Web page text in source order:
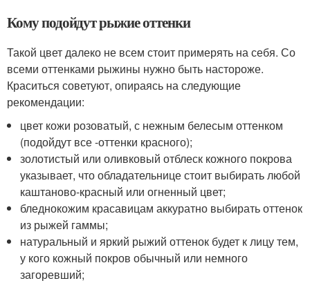
Кому подойдут рыжие оттенки
Такой цвет далеко не всем стоит примерять на себя. Со
всеми оттенками рыжины нужно быть настороже.
Краситься советуют, опираясь на следующие
рекомендации:
цвет кожи розоватый, с нежным белесым оттенком
(подойдут все -оттенки красного);
золотистый или оливковый отблеск кожного покрова
указывает, что обладательнице стоит выбирать любой
каштаново-красный или огненный цвет;
бледнокожим красавицам аккуратно выбирать оттенок
из рыжей гаммы;
натуральный и яркий рыжий оттенок будет к лицу тем,
у кого кожный покров обычный или немного
загоревший;